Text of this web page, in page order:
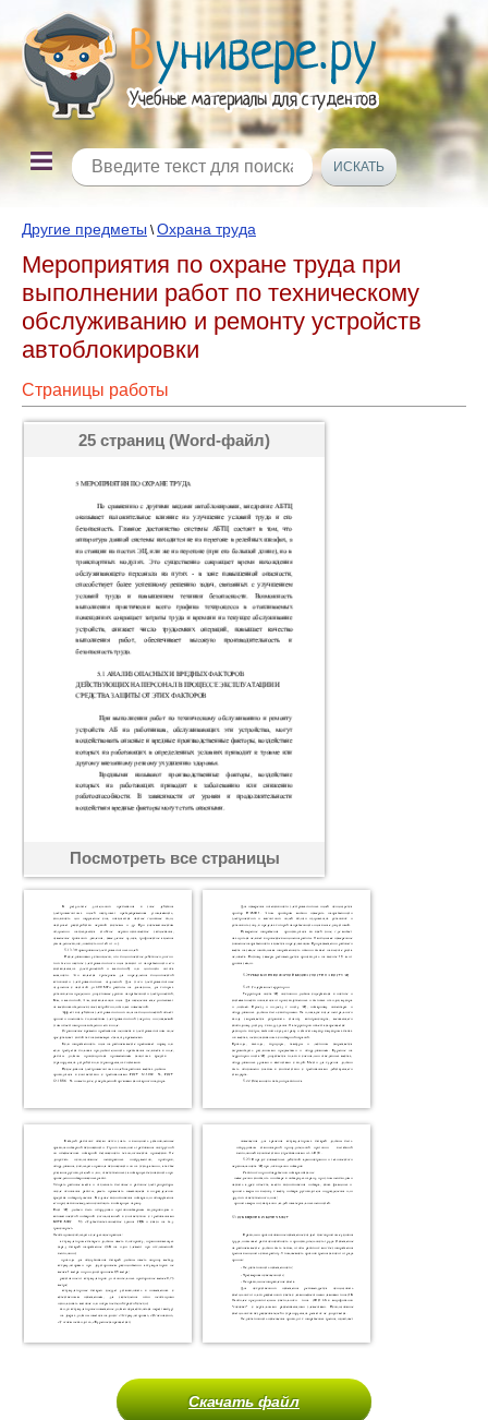
Другие предметы \Охрана труда
Мероприятия по охране труда при
выполнении работ по техническому
обслуживанию и ремонту устройств
автоблокировки
Страницы работы
25 страниц (Word-файл)
Посмотреть все страницы
Скачать файл